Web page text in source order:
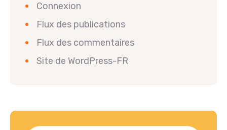
Connexion
Flux des publications
Flux des commentaires
Site de WordPress-FR